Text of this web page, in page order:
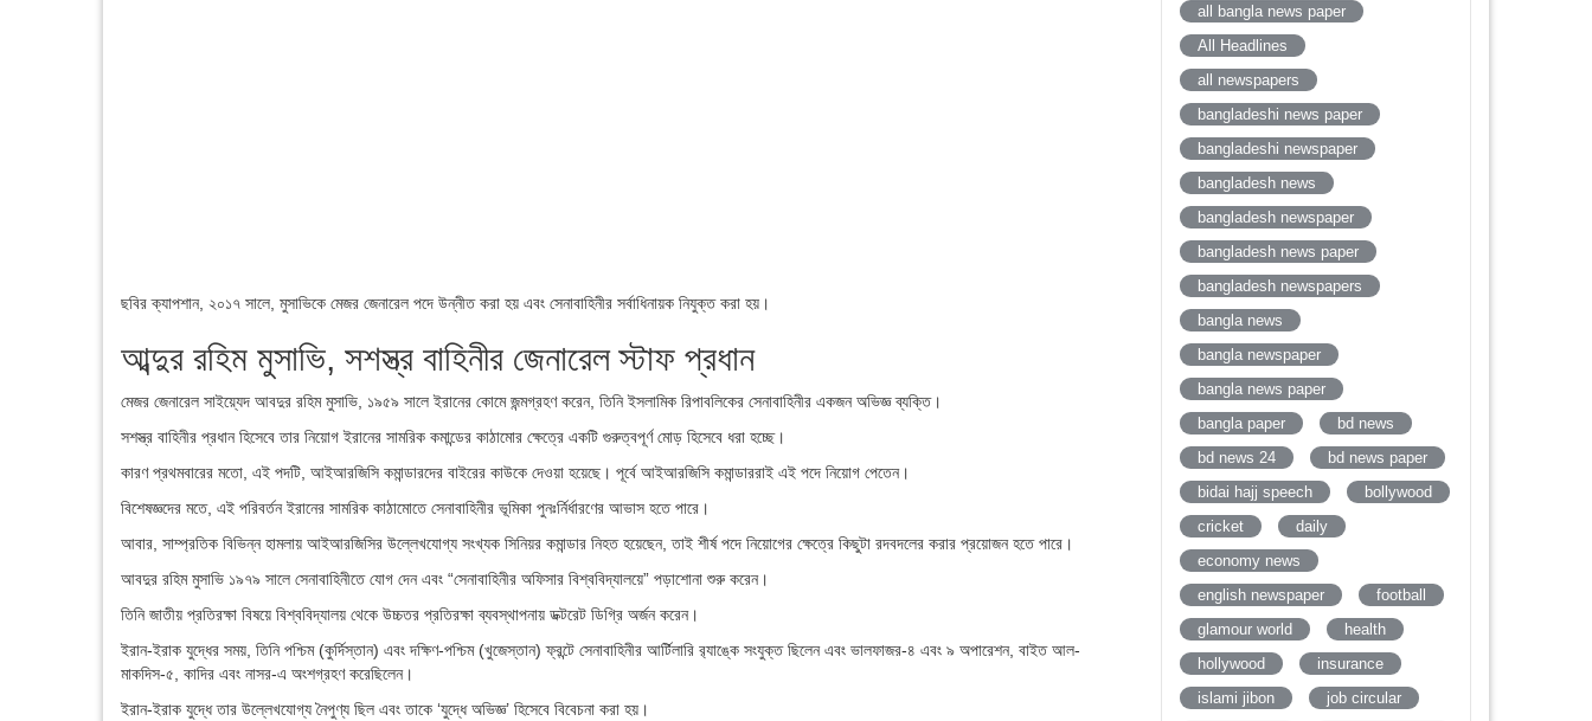
ছবির ক্যাপশান, ২০১৭ সালে, মুসাভিকে মেজর জেনারেল পদে উন্নীত করা হয় এবং সেনাবাহিনীর সর্বাধিনায়ক নিযুক্ত করা হয়।
আব্দুর রহিম মুসাভি, সশস্ত্র বাহিনীর জেনারেল স্টাফ প্রধান
মেজর জেনারেল সাইয়্যেদ আবদুর রহিম মুসাভি, ১৯৫৯ সালে ইরানের কোমে জন্মগ্রহণ করেন, তিনি ইসলামিক রিপাবলিকের সেনাবাহিনীর একজন অভিজ্ঞ ব্যক্তি।
সশস্ত্র বাহিনীর প্রধান হিসেবে তার নিয়োগ ইরানের সামরিক কমান্ডের কাঠামোর ক্ষেত্রে একটি গুরুত্বপূর্ণ মোড় হিসেবে ধরা হচ্ছে।
কারণ প্রথমবারের মতো, এই পদটি, আইআরজিসি কমান্ডারদের বাইরের কাউকে দেওয়া হয়েছে। পূর্বে আইআরজিসি কমান্ডাররাই এই পদে নিয়োগ পেতেন।
বিশেষজ্ঞদের মতে, এই পরিবর্তন ইরানের সামরিক কাঠামোতে সেনাবাহিনীর ভূমিকা পুনঃর্নির্ধারণের আভাস হতে পারে।
আবার, সাম্প্রতিক বিভিন্ন হামলায় আইআরজিসির উল্লেখযোগ্য সংখ্যক সিনিয়র কমান্ডার নিহত হয়েছেন, তাই শীর্ষ পদে নিয়োগের ক্ষেত্রে কিছুটা রদবদলের করার প্রয়োজন হতে পারে।
আবদুর রহিম মুসাভি ১৯৭৯ সালে সেনাবাহিনীতে যোগ দেন এবং “সেনাবাহিনীর অফিসার বিশ্ববিদ্যালয়ে” পড়াশোনা শুরু করেন।
তিনি জাতীয় প্রতিরক্ষা বিষয়ে বিশ্ববিদ্যালয় থেকে উচ্চতর প্রতিরক্ষা ব্যবস্থাপনায় ডক্টরেট ডিগ্রি অর্জন করেন।
ইরান-ইরাক যুদ্ধের সময়, তিনি পশ্চিম (কুর্দিস্তান) এবং দক্ষিণ-পশ্চিম (খুজেস্তান) ফ্রন্টে সেনাবাহিনীর আর্টিলারি র‌্যাঙ্কে সংযুক্ত ছিলেন এবং ভালফাজর-৪ এবং ৯ অপারেশন, বাইত আল-
মাকদিস-৫, কাদির এবং নাসর-এ অংশগ্রহণ করেছিলেন।
ইরান-ইরাক যুদ্ধে তার উল্লেখযোগ্য নৈপুণ্য ছিল এবং তাকে ‘যুদ্ধে অভিজ্ঞ’ হিসেবে বিবেচনা করা হয়।
all bangla news paper
All Headlines
all newspapers
bangladeshi news paper
bangladeshi newspaper
bangladesh news
bangladesh newspaper
bangladesh news paper
bangladesh newspapers
bangla news
bangla newspaper
bangla news paper
bangla paper
bd news
bd news 24
bd news paper
bidai hajj speech
bollywood
cricket
daily
economy news
english newspaper
football
glamour world
health
hollywood
insurance
islami jibon
job circular